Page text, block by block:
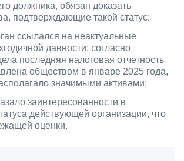
должника, обязан доказать
подтверждающие такой статус;
ссылался на неактуальные
давности; согласно
последняя налоговая отчетность
обществом в январе 2025 года,
значимыми активами;
заинтересованности в
действующей организации, что
оценки.